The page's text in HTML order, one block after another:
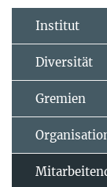
Institut
Diversität
Gremien